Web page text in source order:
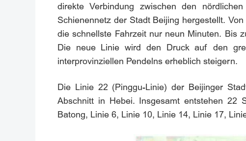
direkte Verbindung zwischen den
Schienennetz der Stadt Beijing hergestellt.
die schnellste Fahrzeit nur neun Minuten. Bis
Die neue Linie wird den Druck auf den
interprovinziellen Pendelns erheblich steigern.
Die Linie 22 (Pinggu-Linie) der Beijinger
Abschnitt in Hebei. Insgesamt entstehen 22
Batong, Linie 6, Linie 10, Linie 14, Linie 17,